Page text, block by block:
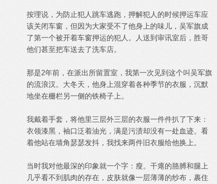
按理说，为防止犯人跳车逃跑，押解犯人的时候押运车应
该关闭车窗，但因为大家受不了他身上的味儿，吴军旗成
了第一个被开着车窗押运的犯人。人送到审讯室后，胜哥
他们甚至把车送去了洗车店。
那是2年前，在派出所留置室，我第一次见到这个叫吴军旗
的流浪汉。大冬天，他身上混穿着各种季节的衣服，沉默
地坐在栅栏另一侧的铁椅子上。
我戴着手套，将他里三层外三层的衣服一件件扒了下来：
衣领漆黑，袖口泛着油光，满是污渍却没有一处血迹。看
着他站在墙角瑟瑟发抖，我找来两件旧衣服给他换上。
当时我对他最深的印象就一个字：瘦。干瘪的胳膊和腿上
几乎看不到肌肉的存在，皮肤就像一层薄薄的纱布，裹住